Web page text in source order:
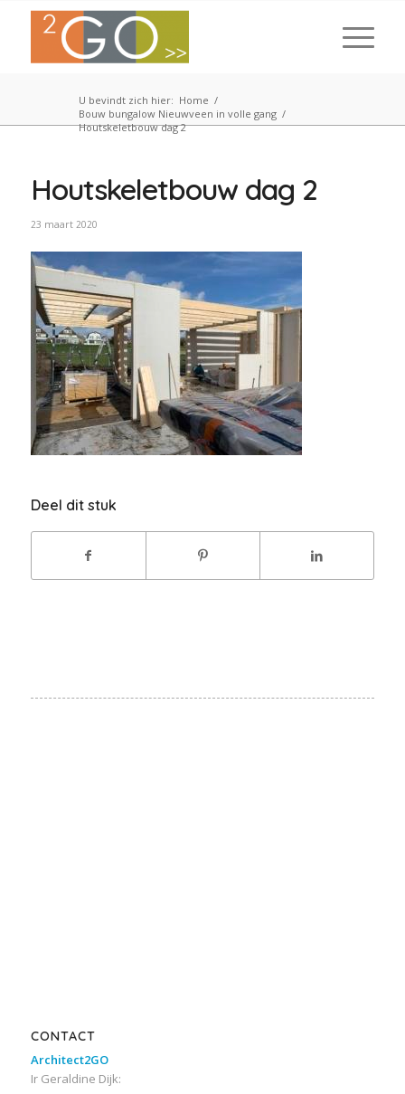
U bevindt zich hier: Home /
Bouw bungalow Nieuwveen in volle gang /
Houtskeletbouw dag 2
Houtskeletbouw dag 2
23 maart 2020
Deel dit stuk
CONTACT
Architect2GO
Ir Geraldine Dijk: